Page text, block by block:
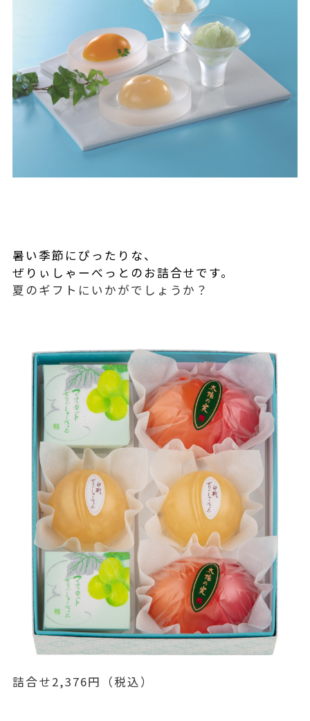
暑い季節にぴったりな、
ぜりぃしゃーべっとのお詰合せです。
夏のギフトにいかがでしょうか？
詰合せ2,376円（税込）